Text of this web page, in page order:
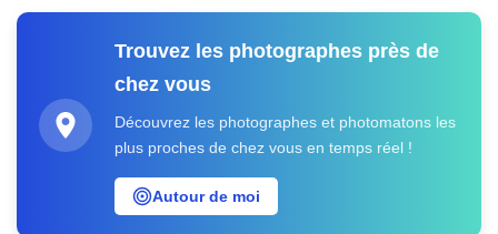
Trouvez les photographes près de
chez vous
Découvrez les photographes et photomatons les
plus proches de chez vous en temps réel !
Autour de moi